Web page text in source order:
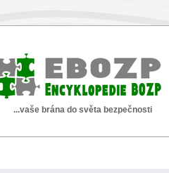
...vaše brána do světa bezpečnosti